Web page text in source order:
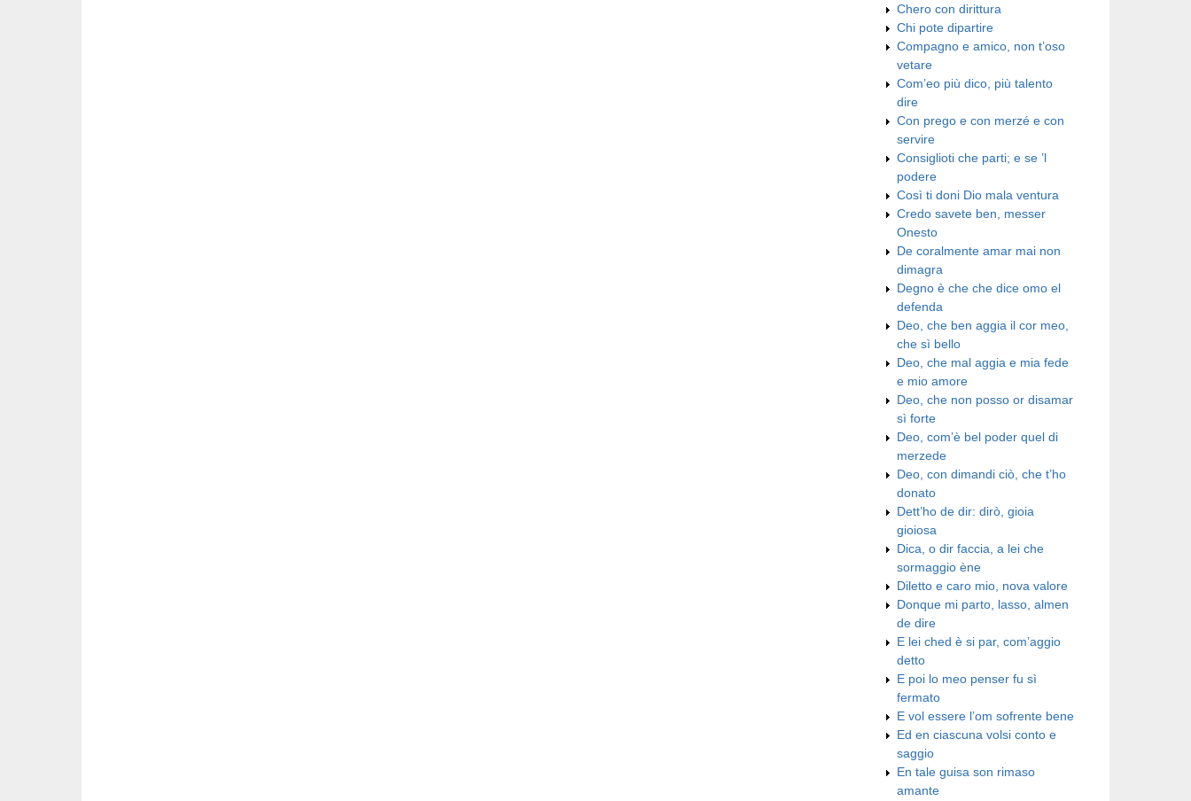
Chero con dirittura
Chi pote dipartire
Compagno e amico, non t’oso
vetare
Com’eo più dico, più talento
dire
Con prego e con merzé e con
servire
Consiglioti che parti; e se ’l
podere
Così ti doni Dio mala ventura
Credo savete ben, messer
Onesto
De coralmente amar mai non
dimagra
Degno è che che dice omo el
defenda
Deo, che ben aggia il cor meo,
che sì bello
Deo, che mal aggia e mia fede
e mio amore
Deo, che non posso or disamar
sì forte
Deo, com’è bel poder quel di
merzede
Deo, con dimandi ciò, che t’ho
donato
Dett’ho de dir: dirò, gioia
gioiosa
Dica, o dir faccia, a lei che
sormaggio ène
Diletto e caro mio, nova valore
Donque mi parto, lasso, almen
de dire
E lei ched è si par, com’aggio
detto
E poi lo meo penser fu sì
fermato
E vol essere l’om sofrente bene
Ed en ciascuna volsi conto e
saggio
En tale guisa son rimaso
amante